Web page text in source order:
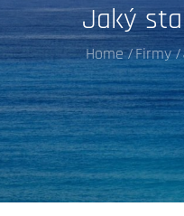
Jaký
Home Firmy